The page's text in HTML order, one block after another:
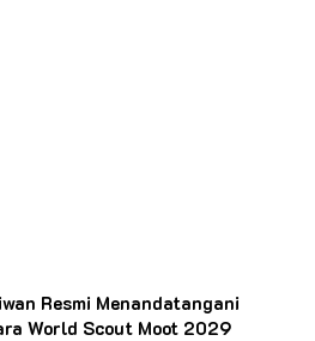
Resmi Menandatangani
World Scout Moot 2029